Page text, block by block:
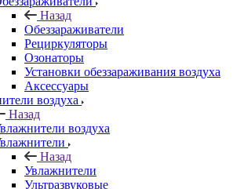
Назад
Обеззараживатели
Рециркуляторы
Озонаторы
Установки обеззараживания воздуха
Аксессуары
воздуха
Назад
воздуха
Назад
Увлажнители
Ультразвуковые